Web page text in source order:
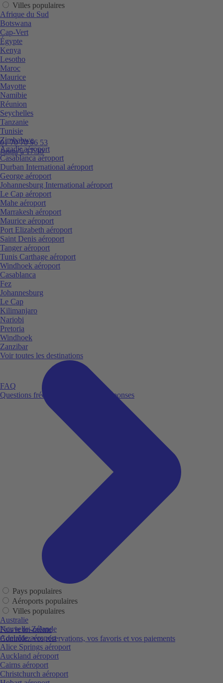
01 70 70 96 53
Jusqu’à 17:30
FAQ
Questions fréquemment posées et réponses
Fais le toi-même
Contrôlez vos réservations, vos favoris et vos paiements
Villes populaires
Afrique du Sud
Botswana
Cap-Vert
Égypte
Kenya
Lesotho
Maroc
Maurice
Mayotte
Namibie
Réunion
Seychelles
Tanzanie
Tunisie
Zimbabwe
Agadir aéroport
Casablanca aéroport
Durban International aéroport
George aéroport
Johannesburg International aéroport
Le Cap aéroport
Mahe aéroport
Marrakesh aéroport
Maurice aéroport
Port Elizabeth aéroport
Saint Denis aéroport
Tanger aéroport
Tunis Carthage aéroport
Windhoek aéroport
Casablanca
Fez
Johannesburg
Le Cap
Kilimanjaro
Nariobi
Pretoria
Windhoek
Zanzibar
Voir toutes les destinations
Pays populaires
Aéroports populaires
Villes populaires
Australie
Nouvelle-Zélande
Adelaide aéroport
Alice Springs aéroport
Auckland aéroport
Cairns aéroport
Christchurch aéroport